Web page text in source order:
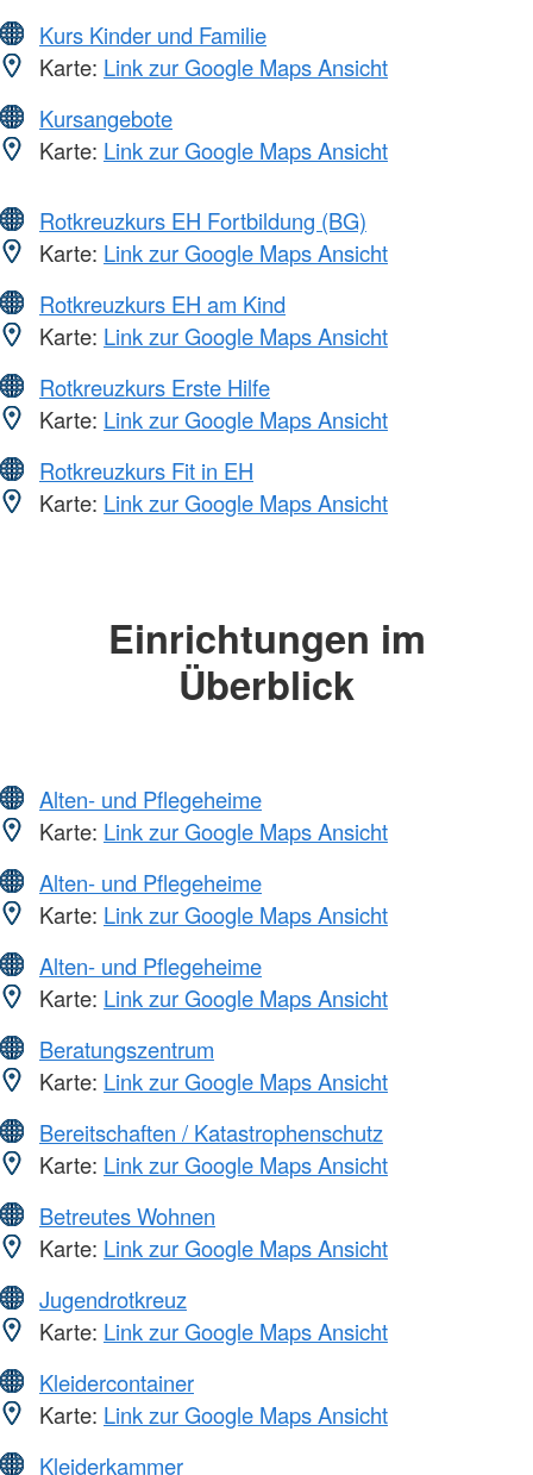
Kurs Kinder und Familie
Karte: Link zur Google Maps Ansicht
Kursangebote
Karte: Link zur Google Maps Ansicht
Rotkreuzkurs EH Fortbildung (BG)
Karte: Link zur Google Maps Ansicht
Rotkreuzkurs EH am Kind
Karte: Link zur Google Maps Ansicht
Rotkreuzkurs Erste Hilfe
Karte: Link zur Google Maps Ansicht
Rotkreuzkurs Fit in EH
Karte: Link zur Google Maps Ansicht
Einrichtungen im
Überblick
Alten- und Pflegeheime
Karte: Link zur Google Maps Ansicht
Alten- und Pflegeheime
Karte: Link zur Google Maps Ansicht
Alten- und Pflegeheime
Karte: Link zur Google Maps Ansicht
Beratungszentrum
Karte: Link zur Google Maps Ansicht
Bereitschaften / Katastrophenschutz
Karte: Link zur Google Maps Ansicht
Betreutes Wohnen
Karte: Link zur Google Maps Ansicht
Jugendrotkreuz
Karte: Link zur Google Maps Ansicht
Kleidercontainer
Karte: Link zur Google Maps Ansicht
Kleiderkammer